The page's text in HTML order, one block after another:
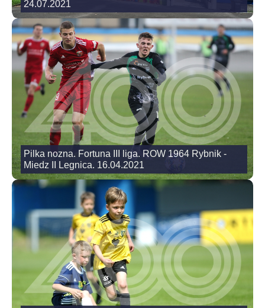
24.07.2021
Pilka nozna. Fortuna III liga. ROW 1964 Rybnik -
Miedz II Legnica. 16.04.2021